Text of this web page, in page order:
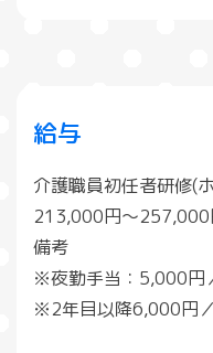
給与
介護職員初任者研修(
213,000円～257,000
備考
※夜勤手当：5,000円
※2年目以降6,000円